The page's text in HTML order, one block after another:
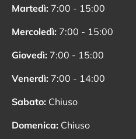
Martedì: 7:00 - 15:00
Mercoledì: 7:00 - 15:00
Giovedì: 7:00 - 15:00
Venerdì: 7:00 - 14:00
Sabato: Chiuso
Domenica: Chiuso